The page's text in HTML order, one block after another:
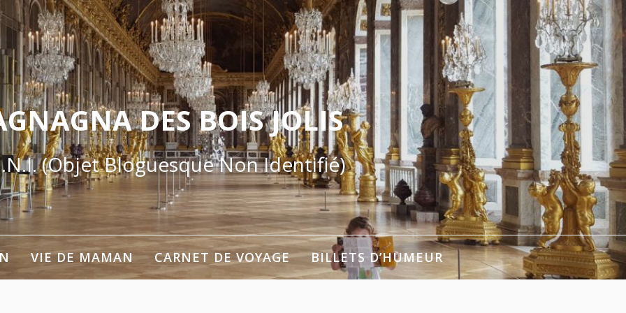
DES BOIS JOLIS
(Objet Bloguesque Non Identifié)
VIE DE MAMAN CARNET DE VOYAGE BILLETS D’HUMEUR